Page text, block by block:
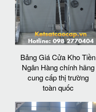
Bảng Giá Cửa Kho Tiền
Ngân Hàng chính hãng
cung cấp thị trường
toàn quốc